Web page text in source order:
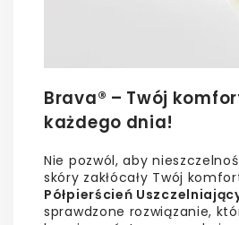
Brava® – Twój
każdego dnia!
Nie pozwól, aby
skóry zakłócały Twój
Półpierścień
sprawdzone rozwiązanie,